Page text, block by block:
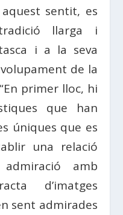
sentit, es
llarga i
i a la seva
de la
primer lloc, hi
que han
úniques que es
una relació
amb
d’imatges
sent admirades